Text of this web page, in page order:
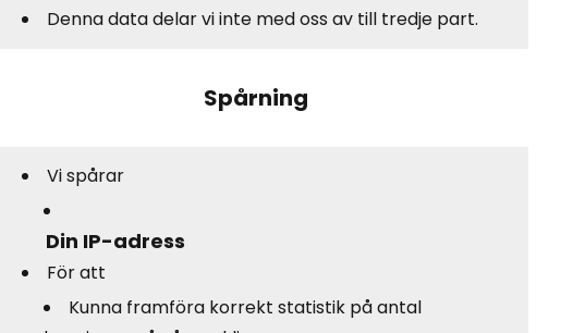
Denna data delar vi inte med oss av till tredje part.
Spårning
Vi spårar
Din IP-adress
För att
Kunna framföra korrekt statistik på antal